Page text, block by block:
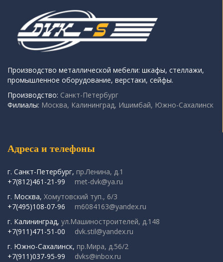
Производство металлической мебели: шкафы, стеллажи,
промышленное оборудование, верстаки, сейфы.
Производство: Санкт-Петербург
Филиалы: Москва, Калининград, Ишимбай, Южно-Сахалинск
Адреса и телефоны
г. Санкт-Петербург, пр.Ленина, д.1
+7(812)461-21-99
met-dvk@ya.ru
г. Москва, Хомутовский туп., 6/3
+7(495)108-07-96
m6084163@yandex.ru
г. Калининград, ул.Машиностроителей, д.148
+7(911)471-51-00
dvk.stil@yandex.ru
г. Южно-Сахалинск, пр.Мира, д.56/2
+7(911)037-95-99
dvks@inbox.ru